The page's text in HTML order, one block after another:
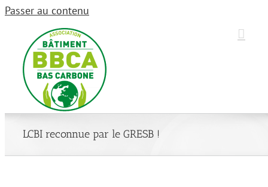
Passer au contenu
LCBI reconnue par le GRESB !